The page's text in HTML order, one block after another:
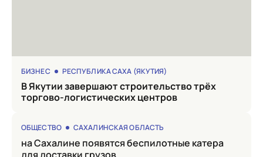
БИЗНЕС РЕСПУБЛИКА САХА (ЯКУТИЯ)
в Якутии завершают строительство трёх
торгово-логистических центров
ОБЩЕСТВО САХАЛИНСКАЯ ОБЛАСТЬ
на Сахалине появятся беспилотные катера